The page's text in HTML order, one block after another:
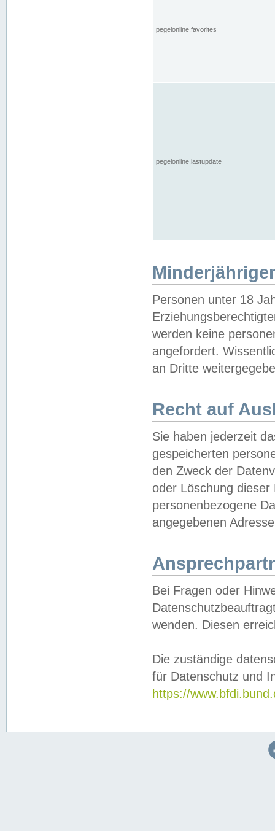
pegelonline.favorites
pegelonline.lastupdate
Personen unter 18
werden keine
angefordert.
an Dritte
Recht auf
Sie haben jederzeit
gespeicherten
den Zweck der
oder Löschung
personenbezogene
angegebenen
Bei Fragen oder
wenden. Diesen
Die zuständige
für Datenschutz und
https://